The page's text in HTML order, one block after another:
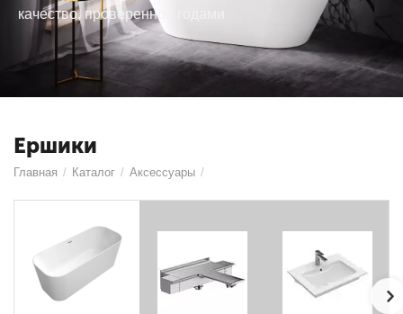
качество, проверенное годами
Ершики
Главная / Каталог / Аксессуары /